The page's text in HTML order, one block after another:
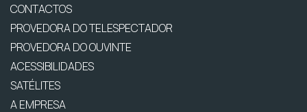
CONTACTOS
PROVEDORA DO TELESPECTADOR
PROVEDORA DO OUVINTE
ACESSIBILIDADES
SATÉLITES
A EMPRESA